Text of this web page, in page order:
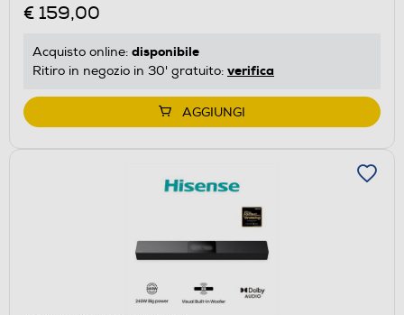
€ 159,00
Acquisto online: disponibile
Ritiro in negozio in 30' gratuito: verifica
AGGIUNGI